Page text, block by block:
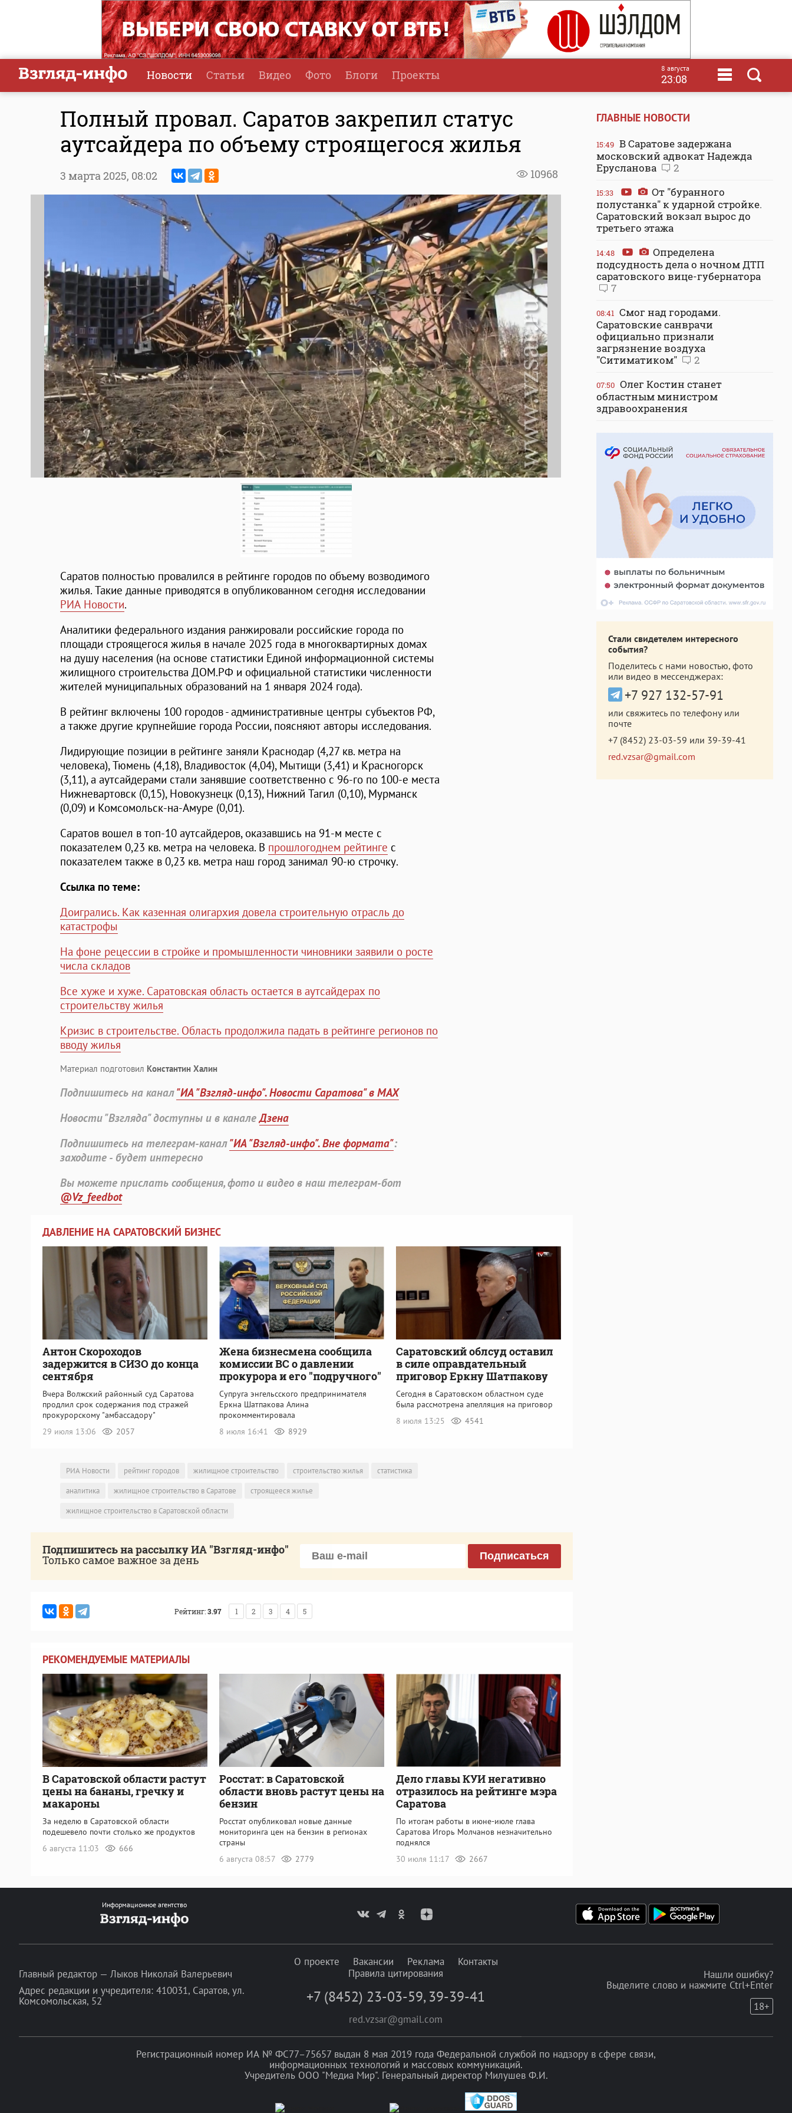
Новости Статьи Видео Фото Блоги Проекты 8 августа
23:08
Полный провал. Саратов закрепил статус
аутсайдера по объему строящегося жилья
10968
3 марта 2025, 08:02
Саратов полностью провалился в рейтинге городов по объему возводимого
жилья. Такие данные приводятся в опубликованном сегодня исследовании
РИА Новости.
Аналитики федерального издания ранжировали российские города по
площади строящегося жилья в начале 2025 года в многоквартирных домах
на душу населения (на основе статистики Единой информационной системы
жилищного строительства ДОМ.РФ и официальной статистики численности
жителей муниципальных образований на 1 января 2024 года).
В рейтинг включены 100 городов - административные центры субъектов РФ,
а также другие крупнейшие города России, поясняют авторы исследования.
Лидирующие позиции в рейтинге заняли Краснодар (4,27 кв. метра на
человека), Тюмень (4,18), Владивосток (4,04), Мытищи (3,41) и Красногорск
(3,11), а аутсайдерами стали занявшие соответственно с 96-го по 100-е места
Нижневартовск (0,15), Новокузнецк (0,13), Нижний Тагил (0,10), Мурманск
(0,09) и Комсомольск-на-Амуре (0,01).
Саратов вошел в топ-10 аутсайдеров, оказавшись на 91-м месте с
показателем 0,23 кв. метра на человека. В прошлогоднем рейтинге с
показателем также в 0,23 кв. метра наш город занимал 90-ю строчку.
Ссылка по теме:
Доигрались. Как казенная олигархия довела строительную отрасль до
катастрофы
На фоне рецессии в стройке и промышленности чиновники заявили о росте
числа складов
Все хуже и хуже. Саратовская область остается в аутсайдерах по
строительству жилья
Кризис в строительстве. Область продолжила падать в рейтинге регионов по
вводу жилья
Материал подготовил Константин Халин
Подпишитесь на канал"ИА "Взгляд-инфо". Новости Саратова" в MAX
Новости "Взгляда" доступны и в каналеДзена
Подпишитесь на телеграм-канал"ИА "Взгляд-инфо". Вне формата":
заходите - будет интересно
Вы можете прислать сообщения, фото и видео в наш телеграм-бот
@Vz_feedbot
ДАВЛЕНИЕ НА САРАТОВСКИЙ БИЗНЕС
Антон Скороходов
задержится в СИЗО до конца
сентября
Вчера Волжский районный суд Саратова
продлил срок содержания под стражей
прокурорскому "амбассадору"
29 июля 13:06
2057
Жена бизнесмена сообщила
комиссии ВС о давлении
прокурора и его "подручного"
Супруга энгельсского предпринимателя
Еркна Шатпакова Алина
прокомментировала
8 июля 16:41
8929
Саратовский облсуд оставил
в силе оправдательный
приговор Еркну Шатпакову
Сегодня в Саратовском областном суде
была рассмотрена апелляция на приговор
8 июля 13:25
4541
РИА Новости рейтинг городов жилищное строительство строительство жилья
статистика
аналитика
жилищное строительство в Саратове
строящееся жилье
жилищное строительство в Саратовской области
Подпишитесь на рассылку ИА "Взгляд-инфо"
Только самое важное за день Подписаться
Рейтинг:3.97 1 2 3 4 5
РЕКОМЕНДУЕМЫЕ МАТЕРИАЛЫ
В Саратовской области растут
цены на бананы, гречку и
макароны
За неделю в Саратовской области
подешевело почти столько же продуктов
6 августа 11:03
666
Росстат: в Саратовской
области вновь растут цены на
бензин
Росстат опубликовал новые данные
мониторинга цен на бензин в регионах
страны
6 августа 08:57
2779
Дело главы КУИ негативно
отразилось на рейтинге мэра
Саратова
По итогам работы в июне-июле глава
Саратова Игорь Молчанов незначительно
поднялся
30 июля 11:17
2667
ГЛАВНЫЕ НОВОСТИ
15:49 В Саратове задержана
московский адвокат Надежда
Ерусланова
2
15:33
От "буранного
полустанка" к ударной стройке.
Саратовский вокзал вырос до
третьего этажа
14:48
Определена
подсудность дела о ночном ДТП
саратовского вице-губернатора
7
08:41 Смог над городами.
Саратовские санврачи
официально признали
загрязнение воздуха
"Ситиматиком"
2
07:50 Олег Костин станет
областным министром
здравоохранения
Стали свидетелем интересного
события?
Поделитесь с нами новостью, фото
или видео в мессенджерах:
+7 927 132-57-91
или свяжитесь по телефону или
почте
+7 (8452) 23-03-59 или 39-39-41
red.vzsar@gmail.com
Информационное агентство
Главный редактор — Лыков Николай Валерьевич
Адрес редакции и учредителя: 410031, Саратов, ул.
Комсомольская, 52
О проекте Вакансии Реклама
Контакты
Правила цитирования
+7 (8452) 23-03-59, 39-39-41
red.vzsar@gmail.com
Нашли ошибку?
Выделите слово и нажмите Ctrl+Enter
18+
Регистрационный номер ИА № ФС77–75657 выдан 8 мая 2019 года Федеральной службой по надзору в сфере связи,
информационных технологий и массовых коммуникаций.
Учредитель ООО "Медиа Мир". Генеральный директор Милушев Ф.И.